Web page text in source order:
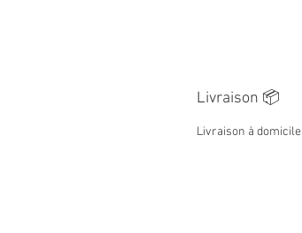
Livraison 📦
Livraison à domicile